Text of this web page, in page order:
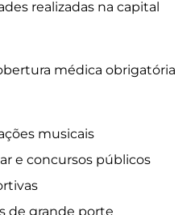
realizadas na capital
médica obrigatória
musicais
e concursos públicos
de grande porte